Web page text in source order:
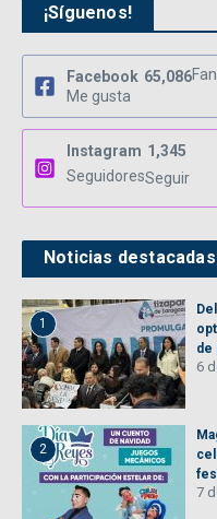
¡Síguenos!
Facebook 65,086
Me gusta
Instagram 1,345
SeguidoresSeguir
Noticias
1
de
6
2
7